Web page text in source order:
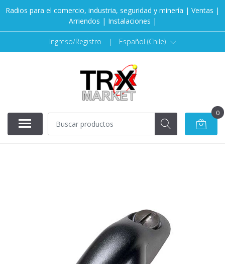
Radios para el comercio, industria, seguridad y minería | Ventas |
Arriendos | Instalaciones |
Ingreso/Registro | Español (Chile)
0